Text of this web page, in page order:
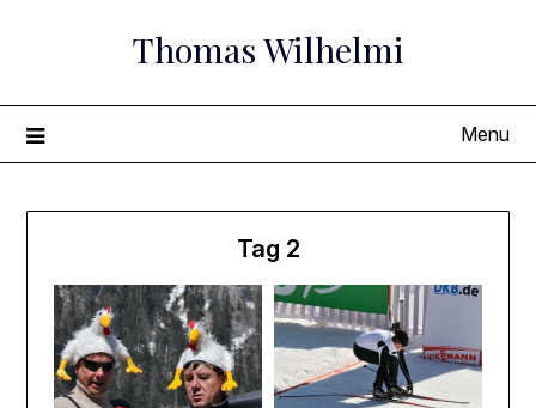
Thomas Wilhelmi
Menu
Tag 2